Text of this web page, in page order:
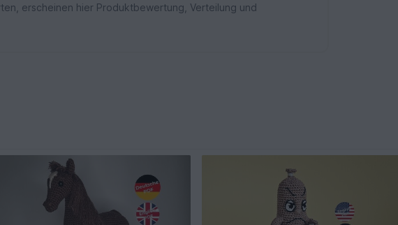
erscheinen hier Produktbewertung, Verteilung und